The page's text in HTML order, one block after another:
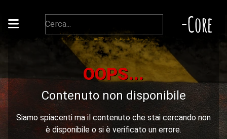
-Core
OOPS...
Contenuto non disponibile
Siamo spiacenti ma il contenuto che stai cercando non
è disponibile o si è verificato un errore.